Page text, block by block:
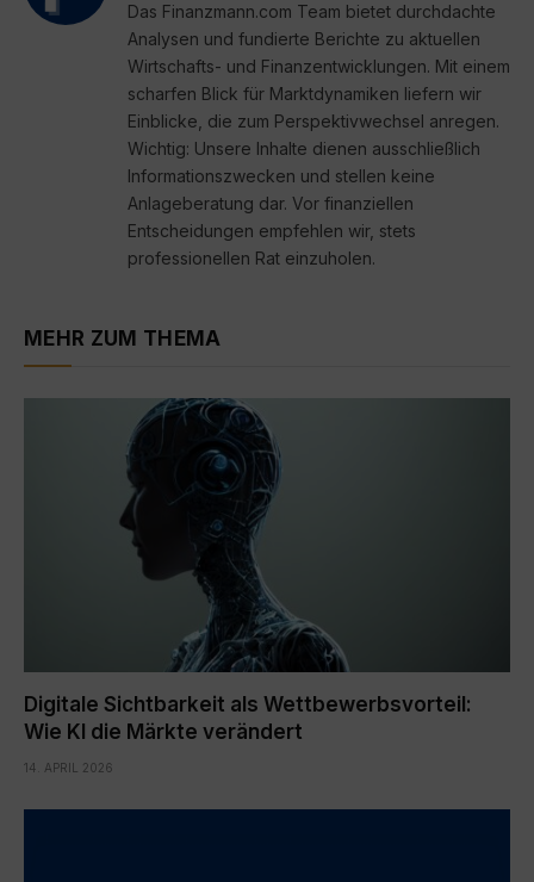
Das Finanzmann.com Team bietet durchdachte
Analysen und fundierte Berichte zu aktuellen
Wirtschafts- und Finanzentwicklungen. Mit einem
scharfen Blick für Marktdynamiken liefern wir
Einblicke, die zum Perspektivwechsel anregen.
Wichtig: Unsere Inhalte dienen ausschließlich
Informationszwecken und stellen keine
Anlageberatung dar. Vor finanziellen
Entscheidungen empfehlen wir, stets
professionellen Rat einzuholen.
MEHR ZUM THEMA
Digitale Sichtbarkeit als Wettbewerbsvorteil:
Wie KI die Märkte verändert
14. APRIL 2026